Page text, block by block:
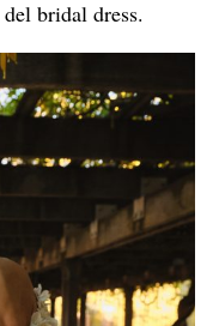
bridal dress.